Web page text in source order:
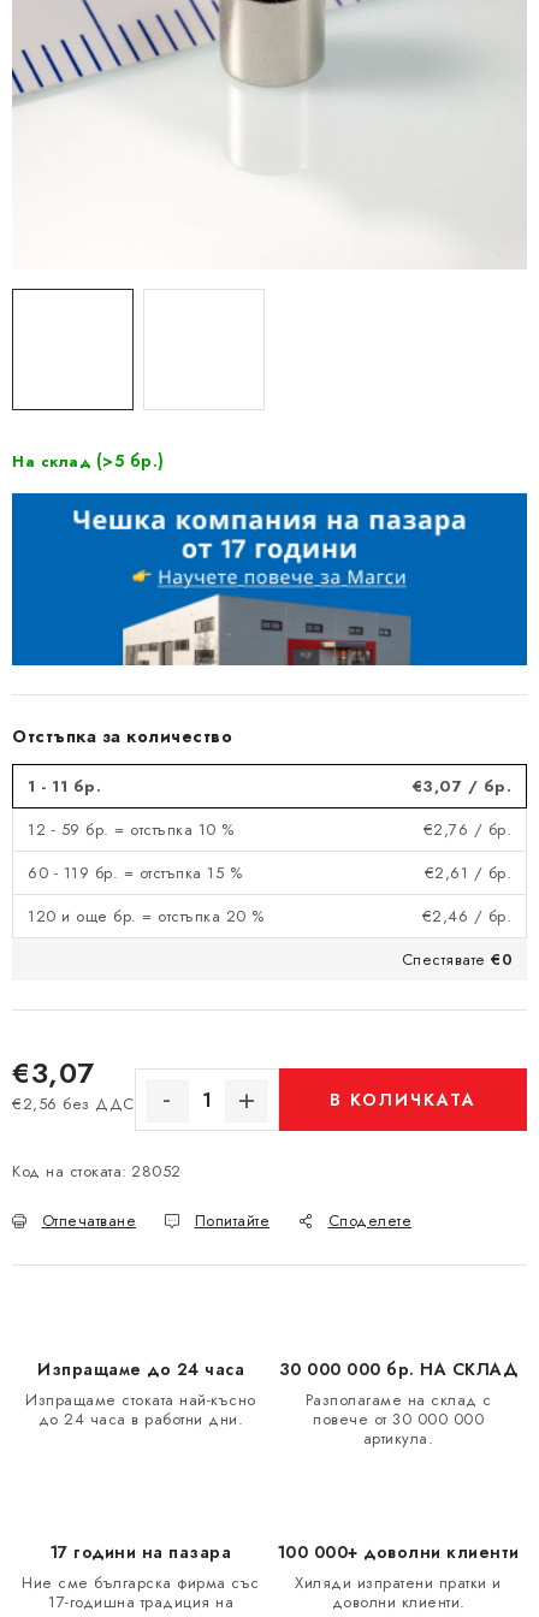
На склад (>5 бр.)
Отстъпка за количество
1 - 11 бр. €3,07 / бр.
12 - 59 бр. = отстъпка 10 %
€2,76 / бр.
60 - 119 бр. = отстъпка 15 %
€2,61 / бр.
120 и още бр. = отстъпка 20 %
€2,46 / бр.
Спестявате €0
€3,07
€2,56 без ДДС
Измерване на цената:
В КОЛИЧКАТА
Код на стоката: 28052
Отпечатване Попитайте Споделете
Изпращаме до 24 часа
Изпращаме стоката най-късно
до 24 часа в работни дни.
30 000 000 бр. НА СКЛАД
Разполагаме на склад с
повече от 30 000 000
артикула.
17 години на пазара
Ние сме българска фирма със
17-годишна традиция на
100 000+ доволни клиенти
Хиляди изпратени пратки и
доволни клиенти.